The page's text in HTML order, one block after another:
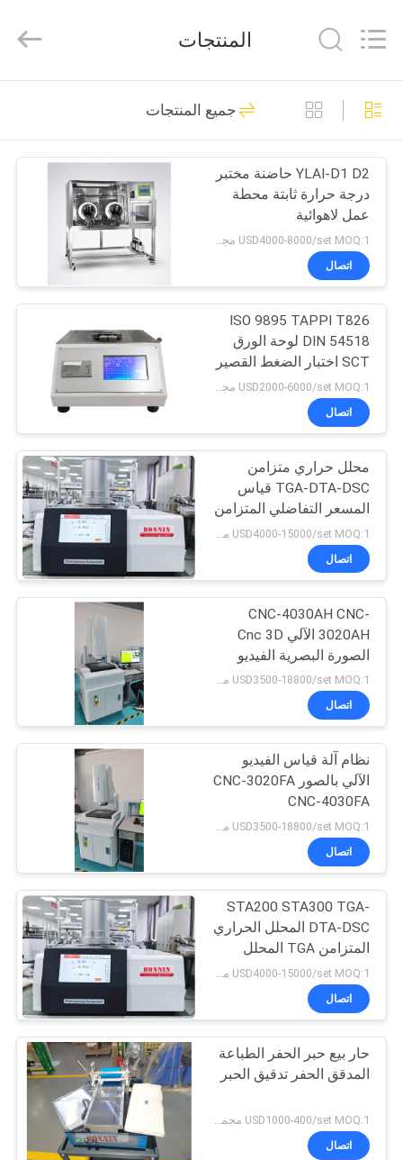
بيت
منتجات
أشرطة
فيديو
معلومات
جولة
في
المعمل
رقابة
جودة
اتصل
اطلب
اقتباس
خريطة
الموقع
PRIVACY
POLICY
2026
Technology
Rights
Developed
آلة اختبار اللب
74
اختبار حزم الورق
45
أدوات الاختبار
المعملية
118
معالجة الحبر المرن
33
TGA DSC حرارة الأداة
15
المسح التفاضلي
المسعر
7
المنتجات
جميع المنتجات
YLAI-D1 D2 حاضنة مختبر
درجة حرارة ثابتة محطة
عمل لاهوائية
USD4000-8000/set MOQ:1 مجموعة
اتصال
ISO 9895 TAPPI T826
DIN 54518 لوحة الورق
SCT اختبار الضغط القصير
اختبار السحق
اتصال
محلل حراري متزامن
TGA-DTA-DSC قياس
المسعر التفاضلي المتزامن
تحليل الأكسدة الحرارية
الموصلية الحرارية محلل
اتصال
CNC-4030AH CNC-
3020AH الآلي Cnc 3D
الصورة البصرية الفيديو
نظام قياس الفيديو آلة
قياس
USD3500-18800/set MOQ:1 مجموعة
اتصال
نظام آلة قياس الفيديو
الآلي بالصور CNC-3020FA
CNC-4030FA
USD3500-18800/set MOQ:1 مجموعة
اتصال
STA200 STA300 TGA-
DTA-DSC المحلل الحراري
المتزامن TGA المحلل
الحراري
اتصال
حار بيع حبر الحفر الطباعة
المدقق الحفر تدقيق الحبر
اتصال